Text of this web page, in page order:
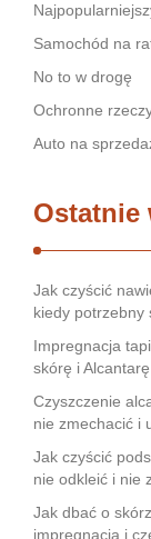
Samochód na
No to w drogę
Ochronne
Auto na
Ostatnie
Jak czyścić
kiedy potrzebny
Impregnacja
skórę i
Czyszczenie
nie zmechacić i
Jak czyścić
nie odkleić i nie
Jak dbać o
impregnacja i